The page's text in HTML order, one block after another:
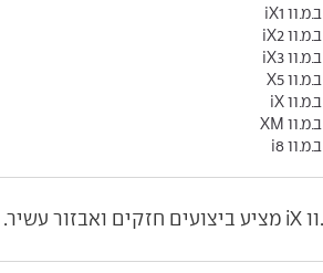
ב.מ.וו iX1
ב.מ.וו iX2
ב.מ.וו iX3
ב.מ.וו X5
ב.מ.וו iX
ב.מ.וו XM
ב.מ.וו i8